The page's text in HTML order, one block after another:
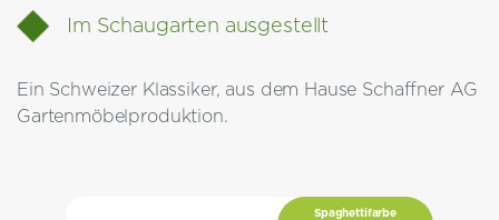
CHF
Im Schaugarten ausgestellt
Ein Schweizer Klassiker, aus dem Hause Schaffner AG
Gartenmöbelproduktion.
Spaghettifarbe